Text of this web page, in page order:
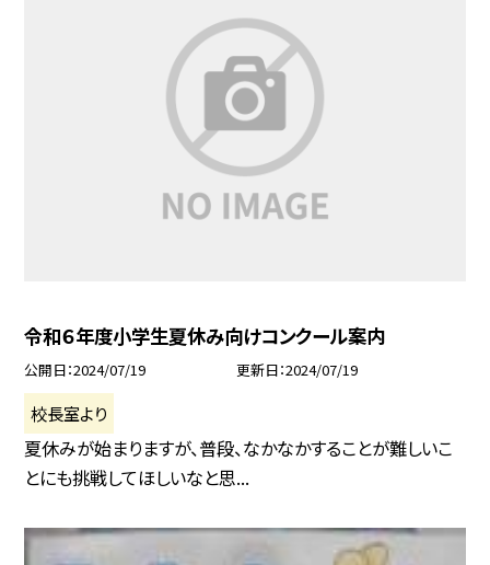
令和６年度小学生夏休み向けコンクール案内
公開日 2024/07/19 更新日 2024/07/19
校長室より
夏休みが始まりますが、普段、なかなかすることが難しいこ
とにも挑戦してほしいなと思...